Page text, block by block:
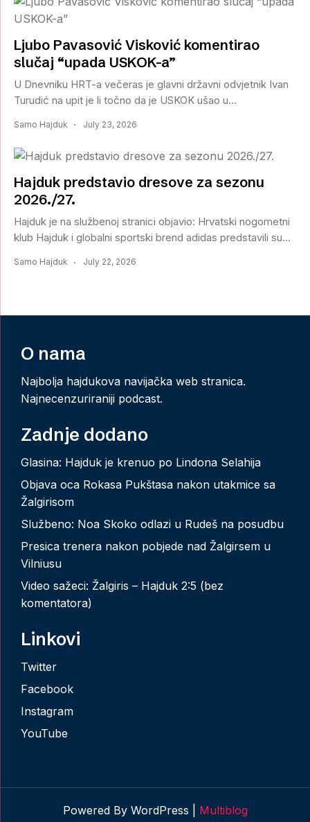
Ljubo Pavasović Visković komentirao
slučaj “upada USKOK-a”
U Dnevniku HRT-a večeras je glavni državni odvjetnik Ivan
Turudić na upit je li točno da je USKOK ušao u...
Samo Hajduk July 23, 2026
Hajduk predstavio dresove za sezonu
2026./27.
Hajduk je na službenoj stranici objavio: Hrvatski nogometni
klub Hajduk i globalni sportski brend adidas predstavili su...
Samo Hajduk July 22, 2026
O nama
Najbolja hajdukova navijačka web stranica.
Najnecenzuriraniji podcast.
Zadnje dodano
Glasina: Hajduk je krenuo po Lindona Selahija
Objava oca Rokasa Pukštasa nakon utakmice sa
Žalgirisom
Službeno: Noa Skoko odlazi u Rudeš na posudbu
Presica trenera nakon pobjede nad Žalgirsem u
Vilniusu
Video sažeci: Žalgiris – Hajduk 2:5 (bez
komentatora)
Linkovi
Twitter
Facebook
Instagram
YouTube
Powered By WordPress | Multiblog